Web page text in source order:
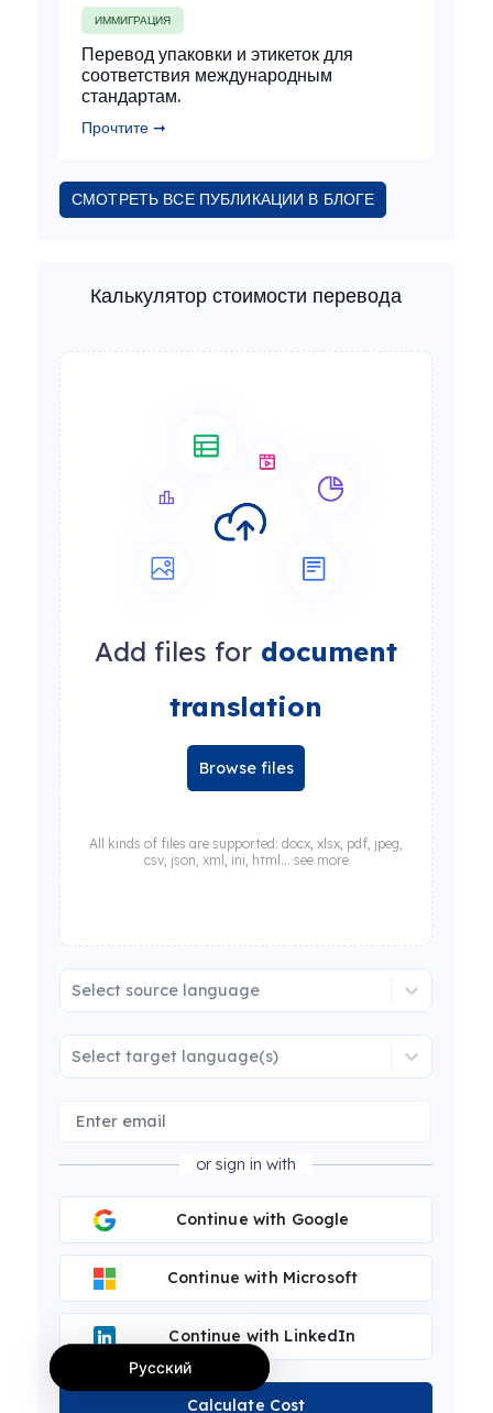
ИММИГРАЦИЯ
Перевод упаковки и этикеток для
соответствия международным
стандартам.
Прочтите ➞
СМОТРЕТЬ ВСЕ ПУБЛИКАЦИИ В БЛОГЕ
Калькулятор стоимости перевода
Add files for document
translation
Browse files
All kinds of files are supported: docx, xlsx, pdf, jpeg,
csv, json, xml, ini, html... see more
Select source language
Select target language(s)
or sign in with
Continue with Google
Continue with Microsoft
Continue with LinkedIn
Calculate Cost
Русский